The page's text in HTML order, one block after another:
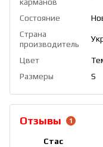
карманов
Состояние
Страна
производитель
Цвет
Размеры
S
Отзывы 1
Стас